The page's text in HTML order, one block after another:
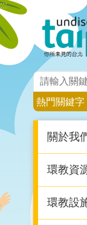
跳到主要內容區塊
:::
:::
熱門關鍵字
關於我
環教資
環教設